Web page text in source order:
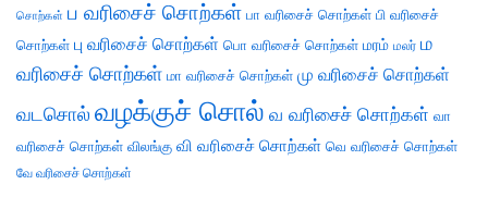
சொற்கள் ப வரிசைச் சொற்கள் பா வரிசைச் சொற்கள் பி வரிசைச்
சொற்கள் பு வரிசைச் சொற்கள் பொ வரிசைச் சொற்கள் மரம் மலர் ம
வரிசைச் சொற்கள் மா வரிசைச் சொற்கள் மு வரிசைச் சொற்கள்
வடசொல் வழக்குச் சொல் வ வரிசைச் சொற்கள் வா
வரிசைச் சொற்கள் விலங்கு வி வரிசைச் சொற்கள் வெ வரிசைச் சொற்கள்
வே வரிசைச் சொற்கள்